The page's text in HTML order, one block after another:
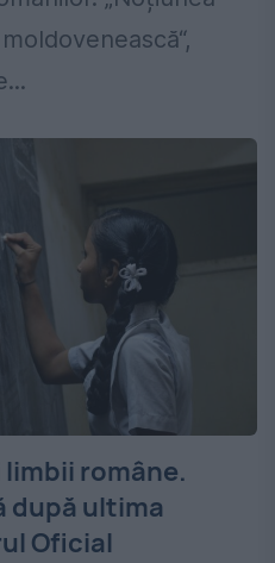
române.
după ultima
Oficial